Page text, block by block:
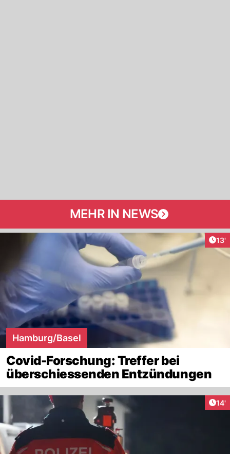
MEHR IN NEWS
13'
Hamburg/Basel
Covid-Forschung: Treffer bei
überschiessenden Entzündungen
14'